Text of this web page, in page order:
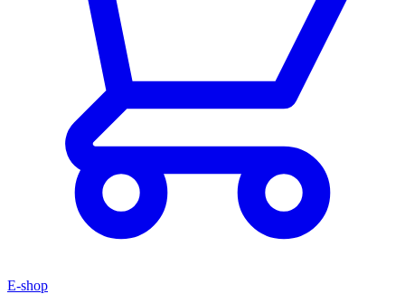
E-shop